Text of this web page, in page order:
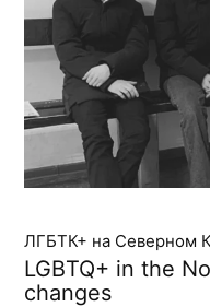
ЛГБТК+ на Северном
LGBTQ+ in the
changes